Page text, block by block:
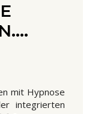
mit Hypnose
integrierten